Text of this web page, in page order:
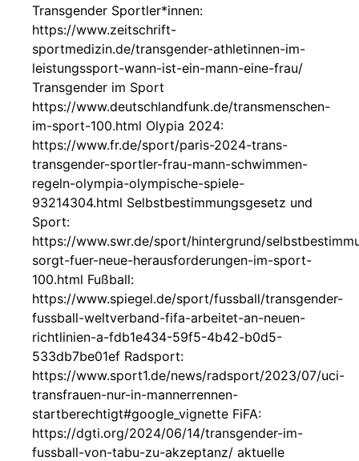
Transgender Sportler*innen:
https://www.zeitschrift-
sportmedizin.de/transgender-athletinnen-im-
leistungssport-wann-ist-ein-mann-eine-frau/
Transgender im Sport
https://www.deutschlandfunk.de/transmenschen-
im-sport-100.html Olypia 2024:
https://www.fr.de/sport/paris-2024-trans-
transgender-sportler-frau-mann-schwimmen-
regeln-olympia-olympische-spiele-
93214304.html Selbstbestimmungsgesetz und
Sport:
https://www.swr.de/sport/hintergrund/
sorgt-fuer-neue-herausforderungen-im-sport-
100.html Fußball:
https://www.spiegel.de/sport/fussball/transgender-
fussball-weltverband-fifa-arbeitet-an-neuen-
richtlinien-a-fdb1e434-59f5-4b42-b0d5-
533db7be01ef Radsport:
https://www.sport1.de/news/radsport/2023/07/uci-
transfrauen-nur-in-mannerrennen-
startberechtigt#google_vignette FiFA:
https://dgti.org/2024/06/14/transgender-im-
fussball-von-tabu-zu-akzeptanz/ aktuelle